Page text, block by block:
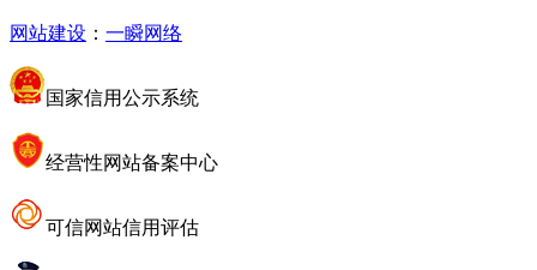
网站建设 ： 一瞬网络
国家信用公示系统
经营性网站备案中心
可信网站信用评估